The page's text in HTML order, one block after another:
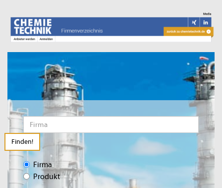
Finden!
Firma
Produkt